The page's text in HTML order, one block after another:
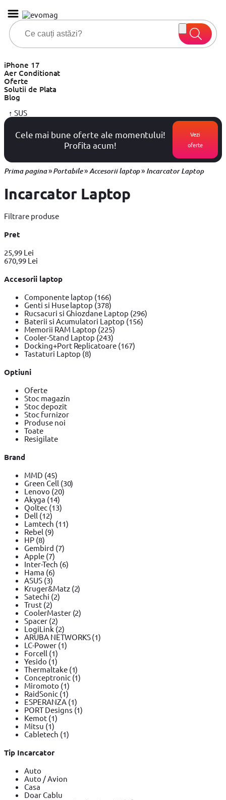
iPhone 17
Aer Conditionat
Oferte
Solutii de Plata
Blog
↑ SUS
Cele mai bune oferte ale momentului!
Profita acum!
Vezi
oferte
Prima pagina»Portabile»Accesorii laptop» Incarcator Laptop
Incarcator Laptop
Filtrare produse
Pret
25,99 Lei
670,99 Lei
Accesorii laptop
Componente laptop (166)
Genti si Huse laptop (378)
Rucsacuri si Ghiozdane Laptop (296)
Baterii si Acumulatori Laptop(156)
Memorii RAM Laptop (225)
Cooler-Stand Laptop (243)
Docking+Port Replicatoare (167)
Tastaturi Laptop(8)
Optiuni
Oferte
Stoc magazin
Stoc depozit
Stoc furnizor
Produse noi
Toate
Resigilate
Brand
MMD (45)
Green Cell (30)
Lenovo (20)
Akyga (14)
Qoltec(13)
Dell (12)
Lamtech (11)
Rebel (9)
HP (8)
Gembird (7)
Apple (7)
Inter-Tech (6)
Hama (6)
ASUS (3)
Kruger&Matz (2)
Satechi (2)
Trust (2)
CoolerMaster (2)
Spacer (2)
LogiLink (2)
ARUBA NETWORKS(1)
LC-Power (1)
Forcell (1)
Yesido (1)
Thermaltake (1)
Conceptronic(1)
Miromoto (1)
RaidSonic (1)
ESPERANZA(1)
PORT Designs (1)
Kemot (1)
Mitsu (1)
Cabletech (1)
Tip Incarcator
Auto
Auto / Avion
Casa
Doar Cablu